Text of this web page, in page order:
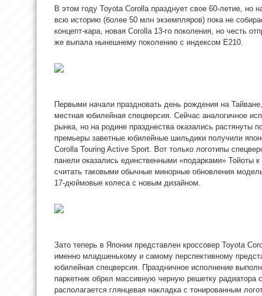
В этом году Toyota Corolla празднует свое 60-летие,
всю историю (более 50 млн экземпляров) пока не
концепт-кара, новая Corolla 13-го поколения, но честь
же выпала нынешнему поколению с индексом E210.
Первыми начали праздновать день рождения на
местная юбилейная спецверсия. Сейчас аналогичное
рынка, но на родине празднества оказались растянуты
премьеры заветные юбилейные шильдики получили
Corolla Touring Active Sport. Вот только логотипы
панели оказались единственными «подарками»
считать таковыми обычные минорные обновления
17-дюймовые колеса с новым дизайном.
Зато теперь в Японии представлен кроссовер Toyota
именно младшенькому и самому перспективному
юбилейная спецверсия. Праздничное исполнение
паркетник обрел массивную черную решетку
располагается глянцевая накладка с тонированным